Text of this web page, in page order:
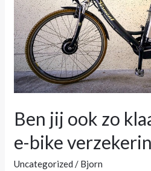
Ben jij ook zo
e-bike
Uncategorized / Bjorn
klaar
met
dure
e-
bike
verzekeringen?